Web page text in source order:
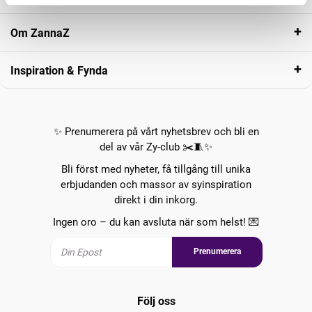
Om ZannaZ
Inspiration & Fynda
✨ Prenumerera på vårt nyhetsbrev och bli en
del av vår Zy-club ✂️🧵✨
Bli först med nyheter, få tillgång till unika
erbjudanden och massor av syinspiration
direkt i din inkorg.
Ingen oro – du kan avsluta när som helst! 💌
Prenumerera
Följ oss